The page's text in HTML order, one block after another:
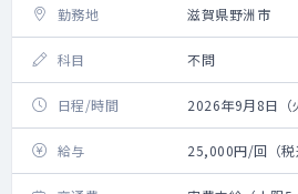
勤務地 滋賀県野洲市
科目 不問
日程/時間 2026年9月8日（
給与 25,000円/回（税